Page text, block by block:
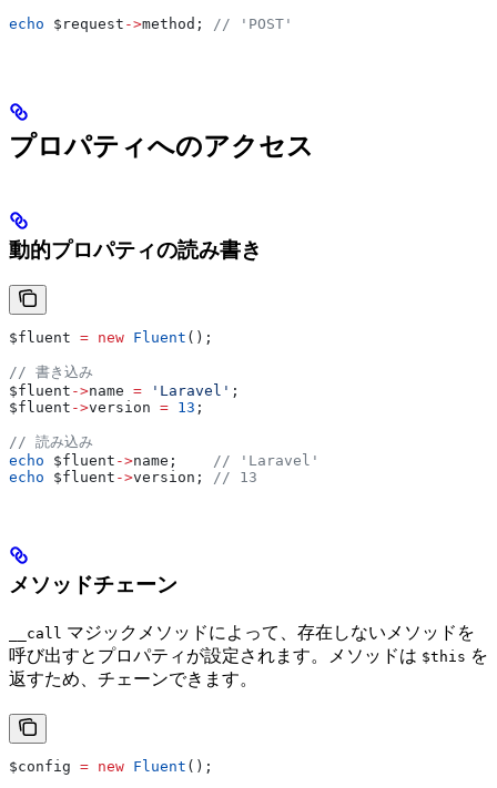
echo $request ->method ; // 'POST'
プロパティへのアクセス
動的プロパティの読み書き
$fluent = new Fluent ();
// 書き込み
$fluent ->name = 'Laravel' ;
$fluent ->version = 13 ;
// 読み込み
echo $fluent ->name ; // 'Laravel'
echo $fluent ->version ; // 13
メソッドチェーン
__call マジックメソッドによって、存在しないメソッドを
呼び出すとプロパティが設定されます。メソッドは $this を
返すため、チェーンできます。
$config = new Fluent ();